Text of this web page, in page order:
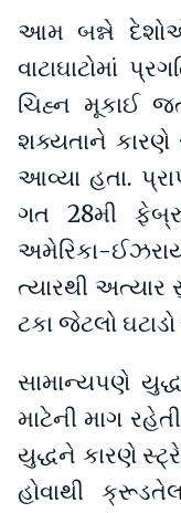
આમ બન્ને
વાટાઘાટોમાં
ચિહ્ન મૂકાઈ
શક્યતાને કારણે
આવ્યા હતા.
ગત 28મી
અમેરિકા-
ત્યારથી અત્યાર
ટકા જેટલો
સામાન્યપણે
માટેની માગ
યુદ્ધને કારણે
હોવાથી